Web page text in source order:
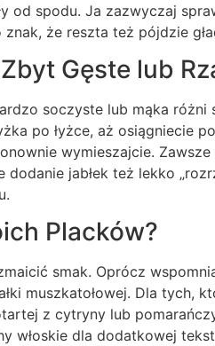
od spodu. Ja zazwyczaj
że reszta też pójdzie
Gęste lub
soczyste lub mąka różni
po łyżce, aż osiągniecie
wymieszajcie. Zawsze
jabłek też lekko
Placków?
smak. Oprócz
muszkatołowej. Dla tych,
z cytryny lub
włoskie dla dodatkowej